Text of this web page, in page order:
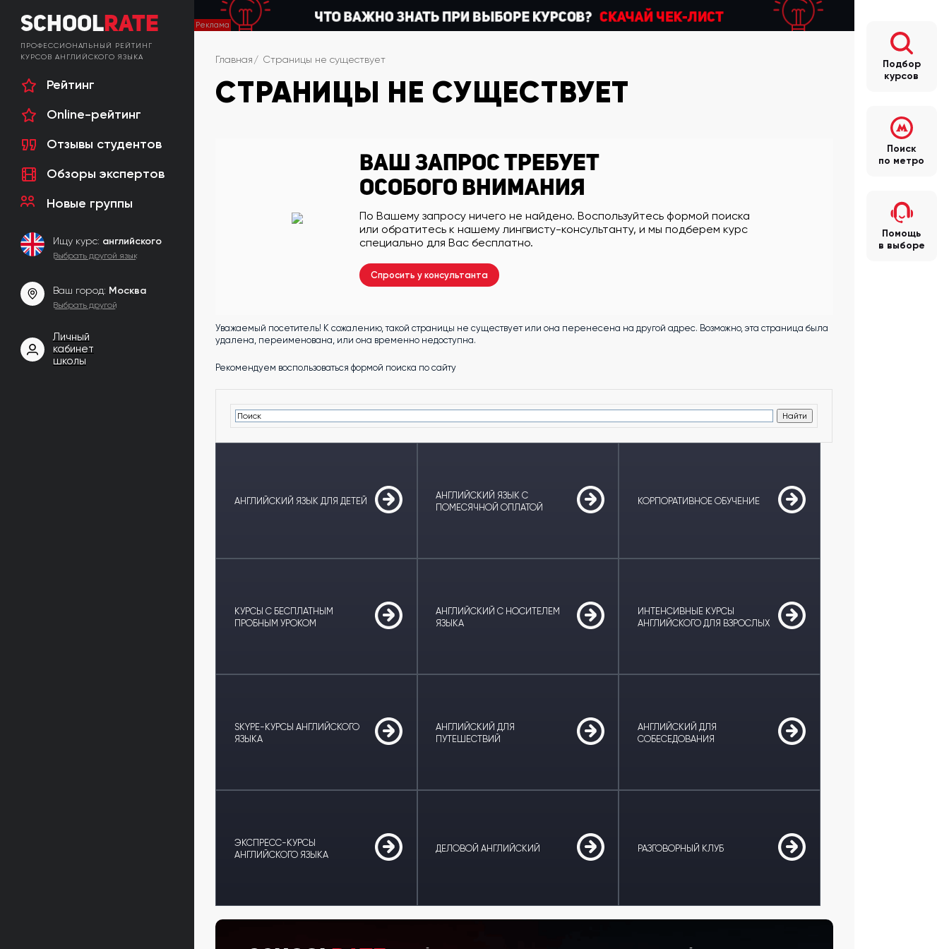
SchoolRate
ПРОФЕССИОНАЛЬНЫЙ РЕЙТИНГ
КУРСОВ АНГЛИЙСКОГО ЯЗЫКА
Рейтинг
Online-рейтинг
Отзывы студентов
Обзоры экспертов
Новые группы
Ищу курс: английского
Выбрать другой язык
Ваш город: Москва
Выбрать другой
Личный
кабинет
школы
Главная Страницы не существует
СТРАНИЦЫ НЕ СУЩЕСТВУЕТ
Ваш запрос требует
особого внимания
По Вашему запросу ничего не найдено. Воспользуйтесь формой поиска
или обратитесь к нашему лингвисту-консультанту, и мы подберем курс
специально для Вас бесплатно.
Спросить у консультанта
Уважаемый посетитель! К сожалению, такой страницы не существует или она перенесена на другой адрес. Возможно, эта страница была
удалена, переименована, или она временно недоступна.
Рекомендуем воспользоваться формой поиска по сайту
АНГЛИЙСКИЙ ЯЗЫК ДЛЯ ДЕТЕЙ
АНГЛИЙСКИЙ ЯЗЫК С
ПОМЕСЯЧНОЙ ОПЛАТОЙ
КОРПОРАТИВНОЕ ОБУЧЕНИЕ
КУРСЫ С БЕСПЛАТНЫМ
ПРОБНЫМ УРОКОМ
АНГЛИЙСКИЙ С НОСИТЕЛЕМ
ЯЗЫКА
ИНТЕНСИВНЫЕ КУРСЫ
АНГЛИЙСКОГО ДЛЯ ВЗРОСЛЫХ
SKYPE-КУРСЫ АНГЛИЙСКОГО
ЯЗЫКА
АНГЛИЙСКИЙ ДЛЯ
ПУТЕШЕСТВИЙ
АНГЛИЙСКИЙ ДЛЯ
СОБЕСЕДОВАНИЯ
ЭКСПРЕСС-КУРСЫ
АНГЛИЙСКОГО ЯЗЫКА
ДЕЛОВОЙ АНГЛИЙСКИЙ РАЗГОВОРНЫЙ КЛУБ
Подбор
курсов
Поиск
по метро
Помощь
в выборе